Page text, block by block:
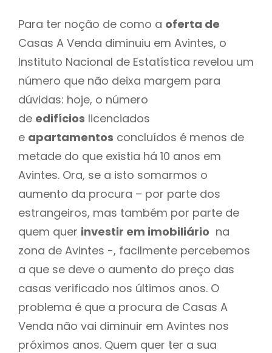
Para ter noção de como a oferta de
Casas A Venda diminuiu em Avintes, o
Instituto Nacional de Estatística revelou um
número que não deixa margem para
dúvidas: hoje, o número
de edifícios licenciados
e apartamentos concluídos é menos de
metade do que existia há 10 anos em
Avintes. Ora, se a isto somarmos o
aumento da procura – por parte dos
estrangeiros, mas também por parte de
quem quer investir em imobiliário na
zona de Avintes -, facilmente percebemos
a que se deve o aumento do preço das
casas verificado nos últimos anos. O
problema é que a procura de Casas A
Venda não vai diminuir em Avintes nos
próximos anos. Quem quer ter a sua